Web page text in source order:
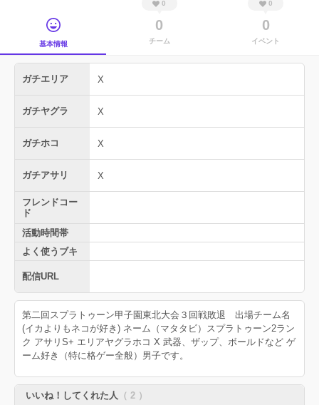
基本情報
0
0
チーム
0
0
イベント
ガチエリア X
ガチヤグラ X
ガチホコ X
ガチアサリ X
フレンドコー
ド
活動時間帯
よく使うブキ
配信URL
第二回スプラトゥーン甲子園東北大会３回戦敗退 出場チーム名
(イカよりもネコが好き) ネーム（マタタビ）スプラトゥーン2ラン
ク アサリS+ エリアヤグラホコ X 武器、ザップ、ボールドなど ゲ
ーム好き（特に格ゲー全般）男子です。
いいね！してくれた人 （ 2 ）